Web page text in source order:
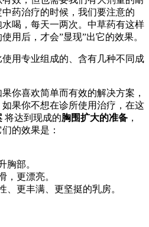
药治疗的时候，我们要注意的
喝，每天一两次。中草药有这样
用后，才会”显现”出它的效果。
用专业组成的、含有几种不同成
你喜欢简单而有效的解决方案，
果你不想在诊所使用治疗，在这
将达到现成的胸围扩大的准备 ，
的效果是：
胸部。
，更漂亮。
、更丰满、更坚挺的乳房。